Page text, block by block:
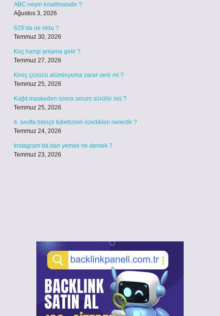
ABC neyin kısaltmasıdır ?
Ağustos 3, 2026
629’da ne oldu ?
Temmuz 30, 2026
Koç hangi anlama gelir ?
Temmuz 27, 2026
Kireç çözücü alüminyuma zarar verir mi ?
Temmuz 25, 2026
Kağıt maskeden sonra serum sürülür mü ?
Temmuz 25, 2026
4. sınıfta bilinçli tüketicinin özellikleri nelerdir ?
Temmuz 24, 2026
Instagram’da ban yemek ne demek ?
Temmuz 23, 2026